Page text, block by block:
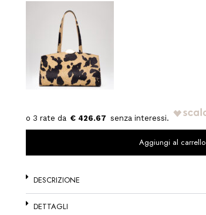
€ 426.67
Aggiungi al carrello
DESCRIZIONE
DETTAGLI